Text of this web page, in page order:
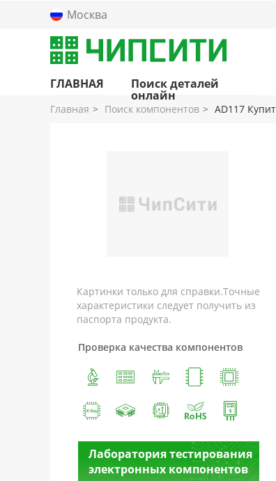
Москва
ГЛАВНАЯ Поиск деталей
онлайн
Главная Поиск компонентов AD117
Картинки только для справки.Точные
характеристики следует получить из
паспорта продукта.
Проверка качества компонентов
Лаборатория тестирования
электронных компонентов